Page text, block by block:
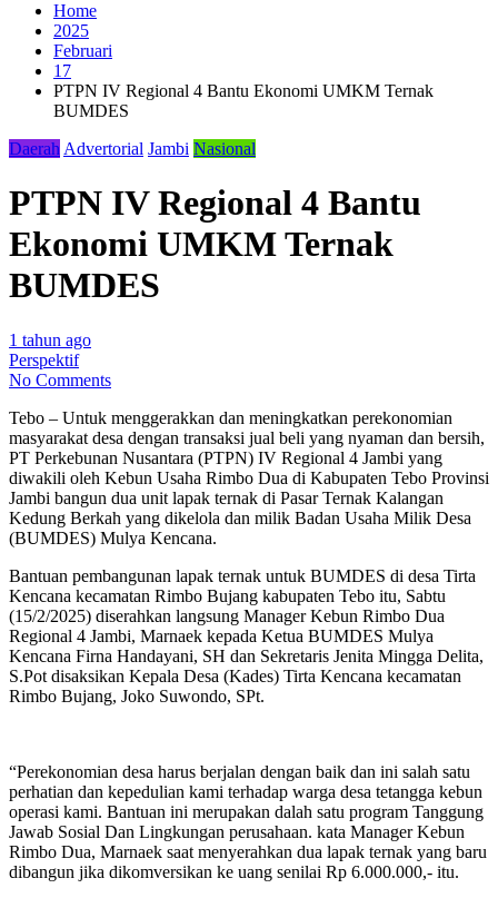
Home
2025
Februari
17
PTPN IV Regional 4 Bantu Ekonomi UMKM Ternak
BUMDES
Daerah Advertorial Jambi Nasional
PTPN IV Regional 4 Bantu
Ekonomi UMKM Ternak
BUMDES
1 tahun ago
Perspektif
No Comments
Tebo – Untuk menggerakkan dan meningkatkan perekonomian
masyarakat desa dengan transaksi jual beli yang nyaman dan bersih,
PT Perkebunan Nusantara (PTPN) IV Regional 4 Jambi yang
diwakili oleh Kebun Usaha Rimbo Dua di Kabupaten Tebo Provinsi
Jambi bangun dua unit lapak ternak di Pasar Ternak Kalangan
Kedung Berkah yang dikelola dan milik Badan Usaha Milik Desa
(BUMDES) Mulya Kencana.
Bantuan pembangunan lapak ternak untuk BUMDES di desa Tirta
Kencana kecamatan Rimbo Bujang kabupaten Tebo itu, Sabtu
(15/2/2025) diserahkan langsung Manager Kebun Rimbo Dua
Regional 4 Jambi, Marnaek kepada Ketua BUMDES Mulya
Kencana Firna Handayani, SH dan Sekretaris Jenita Mingga Delita,
S.Pot disaksikan Kepala Desa (Kades) Tirta Kencana kecamatan
Rimbo Bujang, Joko Suwondo, SPt.
“Perekonomian desa harus berjalan dengan baik dan ini salah satu
perhatian dan kepedulian kami terhadap warga desa tetangga kebun
operasi kami. Bantuan ini merupakan dalah satu program Tanggung
Jawab Sosial Dan Lingkungan perusahaan. kata Manager Kebun
Rimbo Dua, Marnaek saat menyerahkan dua lapak ternak yang baru
dibangun jika dikomversikan ke uang senilai Rp 6.000.000,- itu.